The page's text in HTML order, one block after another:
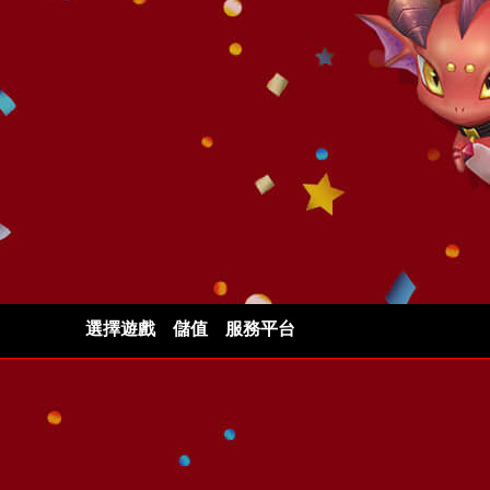
選擇遊戲 儲值 服務平台